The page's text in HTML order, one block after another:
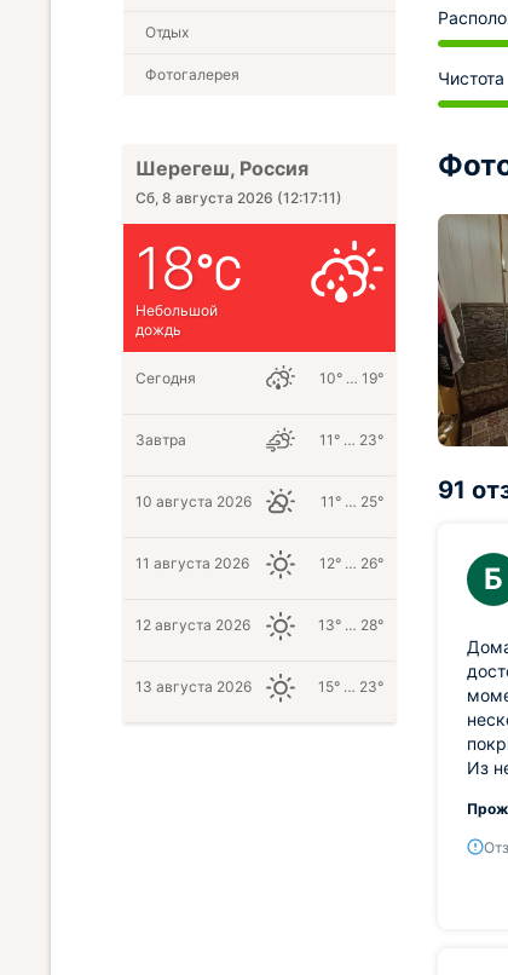
Чистота
91
Б
Из
Отдых
Фотогалерея
Шерегеш, Россия
Сб, 8 августа 2026 (12:17:12)
18
Небольшой
дождь
Сегодня 10° … 19°
Завтра 11° … 23°
10 августа 2026 11° … 25°
11 августа 2026 12° … 26°
12 августа 2026 13° … 28°
13 августа 2026 15° … 23°